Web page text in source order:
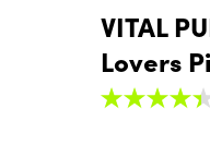
VITAL
Lovers
4.4